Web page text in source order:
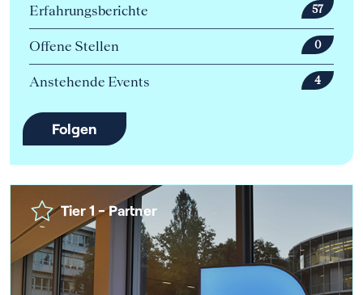
Erfahrungsberichte 57
Offene Stellen 0
Anstehende Events 4
Folgen
Tier 1 - Partner